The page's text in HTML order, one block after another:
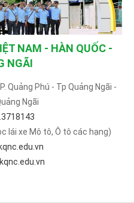
NAM - HÀN QUỐC -
NGÃI
Quảng Phú - Tp Quảng Ngãi -
Ngãi
lái xe Mô tô, Ô tô các hạng)